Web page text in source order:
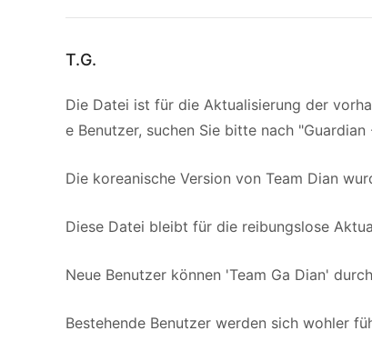
T.G.
Die Datei ist für die Aktualisierung der
e Benutzer, suchen Sie bitte nach "Guardian
Die koreanische Version von Team Dian
Diese Datei bleibt für die reibungslose
Neue Benutzer können 'Team Ga Dian'
Bestehende Benutzer werden sich wohler